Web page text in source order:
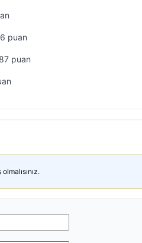
puan
puan